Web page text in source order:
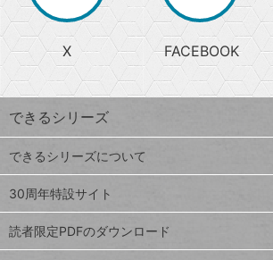
る
search
検
索
上
昇
ワ
ー
ド
Google
スプレ
ッドシ
ート
iPhone
じ
る
か
ら
探
す
ト
ッ
プ
ペ
X FACEBOOK
できるシリーズ
できるシリーズについて
30周年特設サイト
読者限定PDFのダウンロード